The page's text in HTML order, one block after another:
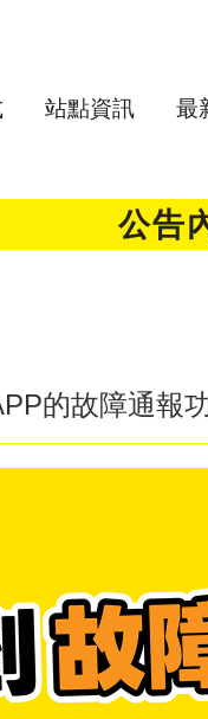
站點資訊 最
公告
的故障通報